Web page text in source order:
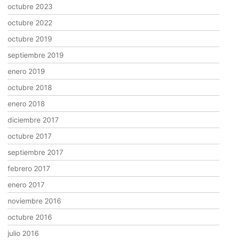
octubre 2023
octubre 2022
octubre 2019
septiembre 2019
enero 2019
octubre 2018
enero 2018
diciembre 2017
octubre 2017
septiembre 2017
febrero 2017
enero 2017
noviembre 2016
octubre 2016
julio 2016